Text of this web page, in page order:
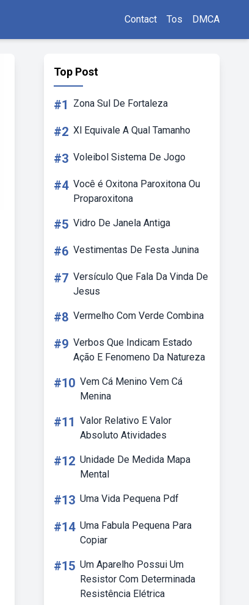
Contact Tos DMCA
Top Post
#1 Zona Sul De Fortaleza
#2 Xl Equivale A Qual Tamanho
#3 Voleibol Sistema De Jogo
#4 Você é Oxitona Paroxitona Ou
Proparoxitona
#5 Vidro De Janela Antiga
#6 Vestimentas De Festa Junina
#7 Versículo Que Fala Da Vinda De
Jesus
#8 Vermelho Com Verde Combina
#9 Verbos Que Indicam Estado
Ação E Fenomeno Da Natureza
#10 Vem Cá Menino Vem Cá
Menina
#11 Valor Relativo E Valor
Absoluto Atividades
#12 Unidade De Medida Mapa
Mental
#13 Uma Vida Pequena Pdf
#14 Uma Fabula Pequena Para
Copiar
#15 Um Aparelho Possui Um
Resistor Com Determinada
Resistência Elétrica